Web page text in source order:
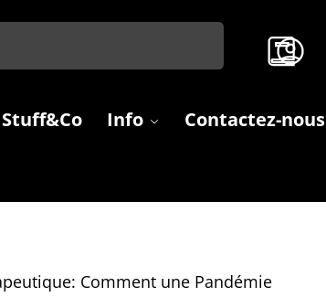
Stuff&Co Info Contactez-nous
Comment une Pandémie